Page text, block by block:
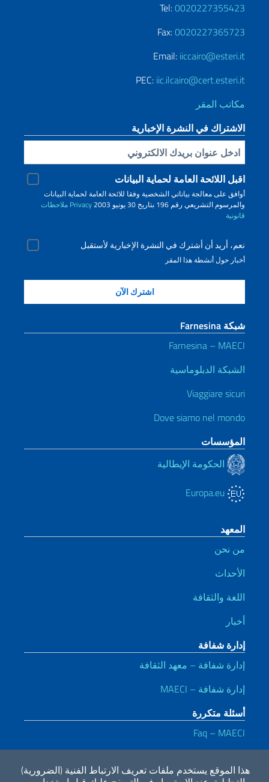
هذا الموقع يستخدم ملفات تعريف الارتباط الفنية (الضرورية)
Tel:0020227355423
Fax:0020227365723
Email: iiccairo@esteri.it
PEC: iic.ilcairo@cert.esteri.it
مكاتب المقر
الاشتراك في النشرة الإخبارية
Inserisci la tua email
اقبل اللائحة العامة لحماية البيانات
أوافق على معالجة بياناتي الشخصية وفقا للائحة العامة لحماية البيانات
والمرسوم التشريعي رقم 196 بتاريخ 30 يونيو 2003
Privacy ملاحظات
قانونية
نعم، أريد أن أشترك في النشرة الإخبارية لأستقبل
أخبار حول أنشطة هذا المقر
شبكة Farnesina
Farnesina – MAECI
الشبكة الدبلوماسية
Viaggiare sicuri
Dove siamo nel mondo
المؤسسات
الحكومة الإيطالية
المعهد
من نحن
الأحداث
اللغة والثقافة
أخبار
إدارة شفافة
إدارة شفافة – معهد الثقافة
إدارة شفافة – MAECI
أسئلة متكررة
Faq – MAECI
روابط مفيدة
Note legali
Privacy e cookie policy
Dichiarazione di accessibilità